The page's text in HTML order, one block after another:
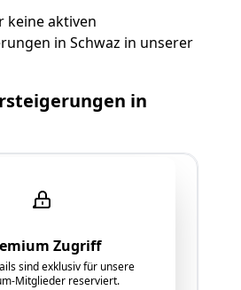
keine aktiven
in Schwaz in unserer
in
Zugriff
sind exklusiv für unsere
Mitglieder reserviert.
55
Erdgeschoss und
und unterkellerte